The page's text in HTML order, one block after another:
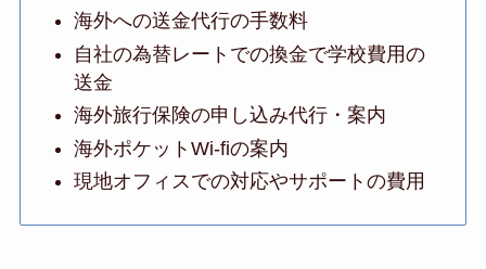
海外への送金代行の手数料
自社の為替レートでの換金で学校費用の
送金
海外旅行保険の申し込み代行・案内
海外ポケットWi-fiの案内
現地オフィスでの対応やサポートの費用